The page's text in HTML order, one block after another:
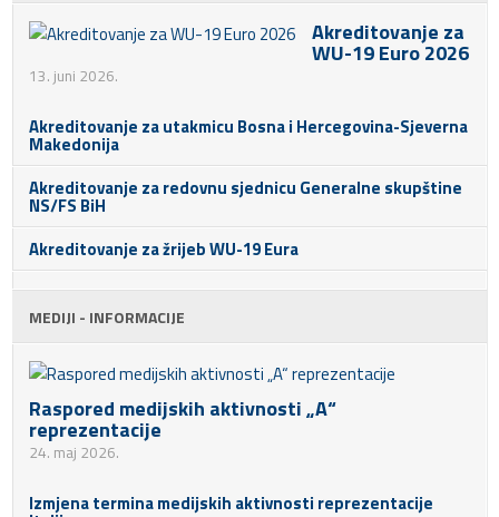
Akreditovanje za
WU-19 Euro 2026
13. juni 2026.
Akreditovanje za utakmicu Bosna i Hercegovina-Sjeverna
Makedonija
Akreditovanje za redovnu sjednicu Generalne skupštine
NS/FS BiH
Akreditovanje za žrijeb WU-19 Eura
MEDIJI - INFORMACIJE
Raspored medijskih aktivnosti „A“
reprezentacije
24. maj 2026.
Izmjena termina medijskih aktivnosti reprezentacije